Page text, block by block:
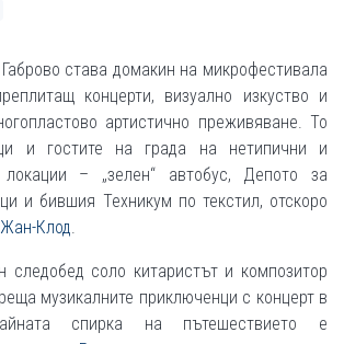
Габрово става домакин на микрофестивала
концерти, визуално изкуство и
артистично преживяване. То
и гостите на града на нетипични и
локации – „зелен“ автобус, Депото за
и бившия Техникум по текстил, отскоро
Клод.
следобед соло китаристът и композитор
музикалните приключенци с концерт в
спирка на пътешествието е